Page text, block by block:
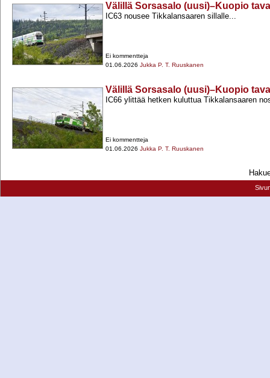
Välillä Sorsasalo (uusi)–Kuopio
IC63 nousee Tikkalansaaren sillalle...
Ei kommentteja
01.06.2026 Jukka P. T. Ruuskanen
Välillä Sorsasalo (uusi)–Kuopio
IC66 ylittää hetken kuluttua Tikkalansaaren
Ei kommentteja
01.06.2026 Jukka P. T. Ruuskanen